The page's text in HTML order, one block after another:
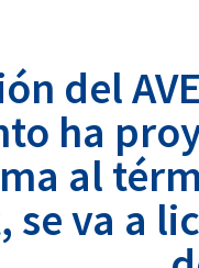
del
ha
al
se va a